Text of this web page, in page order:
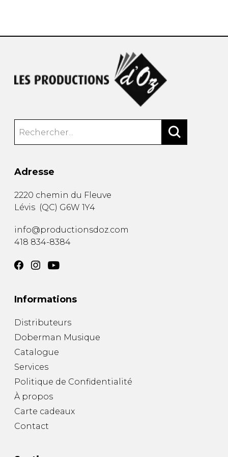
Adresse
2220 chemin du Fleuve
Lévis (QC) G6W 1Y4
info@productionsdoz.com
418 834-8384
Informations
Distributeurs
Doberman Musique
Catalogue
Services
Politique de Confidentialité
À propos
Carte cadeaux
Contact